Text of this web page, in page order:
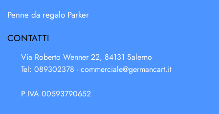
Penne da regalo Parker
CONTATTI
Via Roberto Wenner 22, 84131 Salerno
Tel: 089302378 -commerciale@germancart.it
P.IVA 00593790652